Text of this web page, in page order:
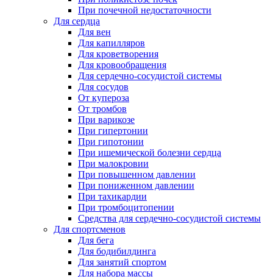
При почечной недостаточности
Для сердца
Для вен
Для капилляров
Для кроветворения
Для кровообращения
Для сердечно-сосудистой системы
Для сосудов
От купероза
От тромбов
При варикозе
При гипертонии
При гипотонии
При ишемической болезни сердца
При малокровии
При повышенном давлении
При пониженном давлении
При тахикардии
При тромбоцитопении
Средства для сердечно-сосудистой системы
Для спортсменов
Для бега
Для бодибилдинга
Для занятий спортом
Для набора массы